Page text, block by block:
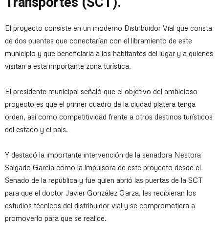
El proyecto consiste en un moderno Distribuidor Vial que consta
de dos puentes que conectarían con el libramiento de este
municipio y que beneficiaría a los habitantes del lugar y a quienes
visitan a esta importante zona turística.
El presidente municipal señaló que el objetivo del ambicioso
proyecto es que el primer cuadro de la ciudad platera tenga
orden, así como competitividad frente a otros destinos turísticos
del estado y el país.
Y destacó la importante intervención de la senadora Nestora
Salgado García como la impulsora de este proyecto desde el
Senado de la república y fue quien abrió las puertas de la SCT
para que el doctor Javier González Garza, les recibieran los
estudios técnicos del distribuidor vial y se comprometiera a
promoverlo para que se realice.